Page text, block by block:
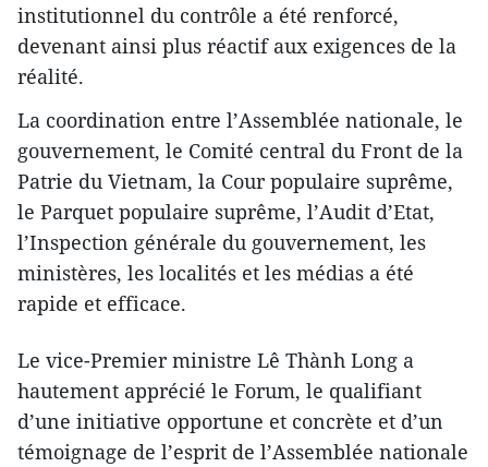
institutionnel du contrôle a été renforcé,
devenant ainsi plus réactif aux exigences de la
réalité.
La coordination entre l’Assemblée nationale, le
gouvernement, le Comité central du Front de la
Patrie du Vietnam, la Cour populaire suprême,
le Parquet populaire suprême, l’Audit d’Etat,
l’Inspection générale du gouvernement, les
ministères, les localités et les médias a été
rapide et efficace.
Le vice-Premier ministre Lê Thành Long a
hautement apprécié le Forum, le qualifiant
d’une initiative opportune et concrète et d’un
témoignage de l’esprit de l’Assemblée nationale